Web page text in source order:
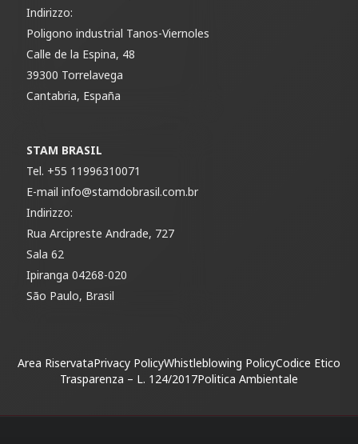
Indirizzo:
Poligono industrial Tanos-Viernoles
Calle de la Espina, 48
39300 Torrelavega
Cantabria, España
STAM BRASIL
Tel. +55 11996310071
E-mailinfo@stamdobrasil.com.br
Indirizzo:
Rua Arcipreste Andrade, 727
Sala 62
Ipiranga 04268-020
São Paulo, Brasil
Area RiservataPrivacy PolicyWhistleblowing PolicyCodice Etico
Trasparenza – L. 124/2017Politica Ambientale